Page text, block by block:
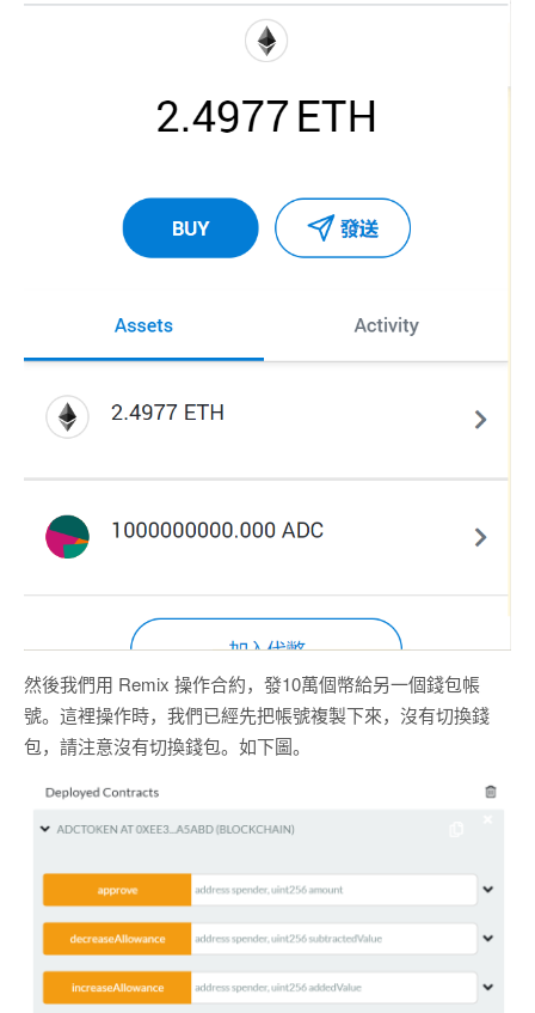
然後我們用 Remix 操作合約，發10萬個幣給另一個錢包帳
號。這裡操作時，我們已經先把帳號複製下來，沒有切換錢
包，請注意沒有切換錢包。如下圖。